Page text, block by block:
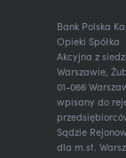
Bank Polska
Opieki Spółka
Akcyjna z
Warszawie,
01-066
wpisany do
Sądzie
dla m.st.